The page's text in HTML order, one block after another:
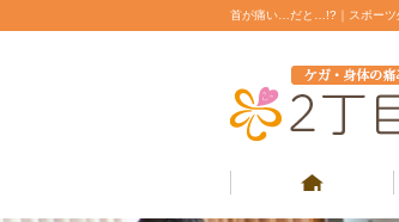
首が痛い…だと…!?｜スポーツ